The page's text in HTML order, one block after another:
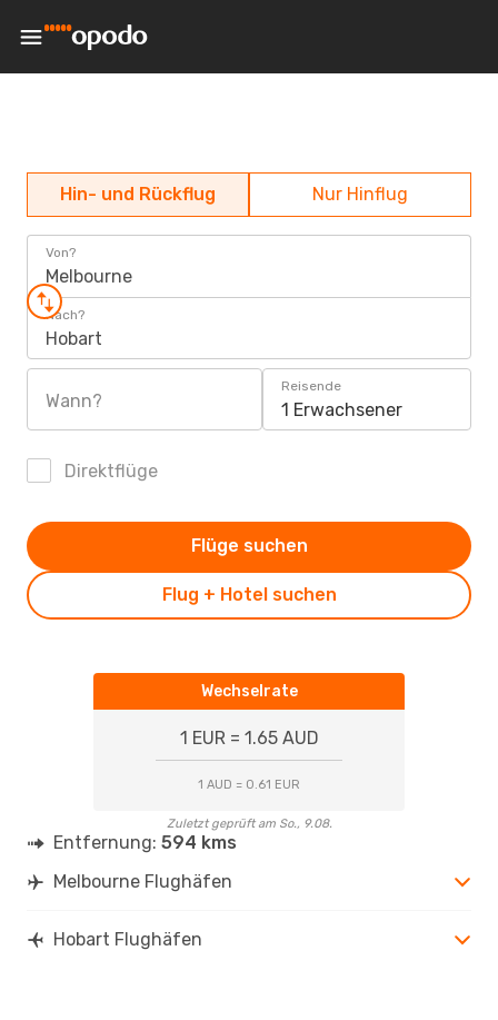
Hin- und Rückflug Nur Hinflug
Von?
Melbourne
Nach?
Hobart
Wann?
Reisende
1 Erwachsener
Direktflüge
Flug + Hotel suchen
Flüge suchen
Wechselrate
1 EUR = 1.65 AUD
1 AUD = 0.61 EUR
Zuletzt geprüft am So., 9.08.
Entfernung: 594 kms
Melbourne Flughäfen
Hobart Flughäfen